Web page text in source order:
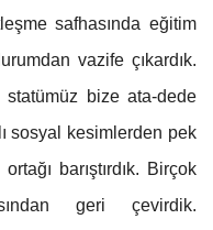
safhasında eğitim
vazife çıkardık.
bize ata-dede
sosyal kesimlerden pek
barıştırdık. Birçok
geri çevirdik.